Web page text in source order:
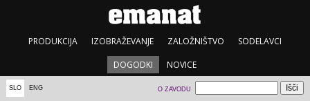
PRODUKCIJA IZOBRAŽEVANJE ZALOŽNIŠTVO SODELAVCI
DOGODKI NOVICE
SLO ENG O ZAVODU